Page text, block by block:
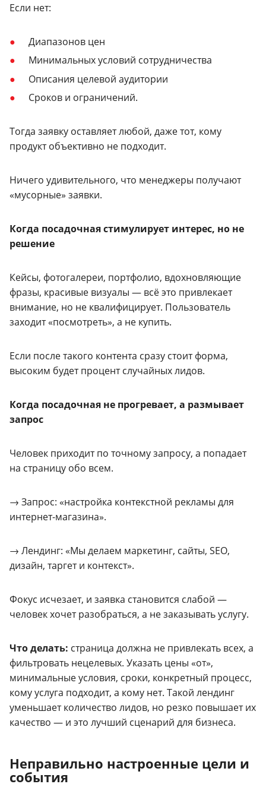
Если нет:
Диапазонов цен
Минимальных условий сотрудничества
Описания целевой аудитории
Сроков и ограничений.
Тогда заявку оставляет любой, даже тот, кому
продукт объективно не подходит.
Ничего удивительного, что менеджеры получают
«мусорные» заявки.
Когда посадочная стимулирует интерес, но не
решение
Кейсы, фотогалереи, портфолио, вдохновляющие
фразы, красивые визуалы — всё это привлекает
внимание, но не квалифицирует. Пользователь
заходит «посмотреть», а не купить.
Если после такого контента сразу стоит форма,
высоким будет процент случайных лидов.
Когда посадочная не прогревает, а размывает
запрос
Человек приходит по точному запросу, а попадает
на страницу обо всем.
→ Запрос: «настройка контекстной рекламы для
интернет-магазина».
→ Лендинг: «Мы делаем маркетинг, сайты, SEO,
дизайн, таргет и контекст».
Фокус исчезает, и заявка становится слабой —
человек хочет разобраться, а не заказывать услугу.
Что делать: страница должна не привлекать всех, а
фильтровать нецелевых. Указать цены «от»,
минимальные условия, сроки, конкретный процесс,
кому услуга подходит, а кому нет. Такой лендинг
уменьшает количество лидов, но резко повышает их
качество — и это лучший сценарий для бизнеса.
Неправильно настроенные цели и
события